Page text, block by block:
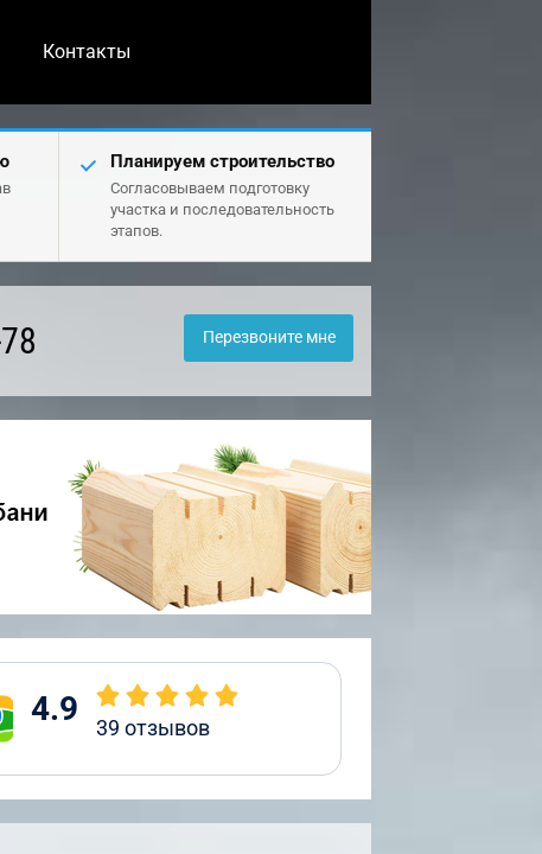
Контакты
Планируем строительство
Согласовываем подготовку
участка и последовательность
этапов.
Перезвоните мне
4.9 39 отзывов